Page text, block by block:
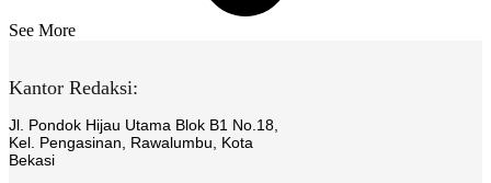
See More
Kantor Redaksi:
Jl. Pondok Hijau Utama Blok B1 No.18,
Kel. Pengasinan, Rawalumbu, Kota
Bekasi